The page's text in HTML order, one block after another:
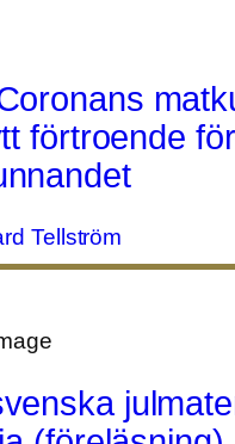
förtroende för
Tellström